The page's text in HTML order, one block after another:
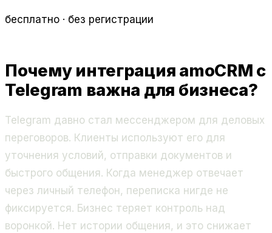
бесплатно · без регистрации
Почему интеграция amoCRM с
Telegram важна для бизнеса?
Telegram давно стал мессенджером для деловых
переговоров. Клиенты используют его для
уточнения условий, отправки документов и
быстрого общения. Когда менеджер отвечает
через личный телефон, переписка нигде не
фиксируется. Бизнес теряет контроль над
воронкой. Нет истории общения, и это снижает